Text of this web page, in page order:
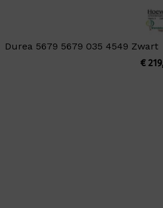
Durea 5679 5679 035 4549 Zwart
€